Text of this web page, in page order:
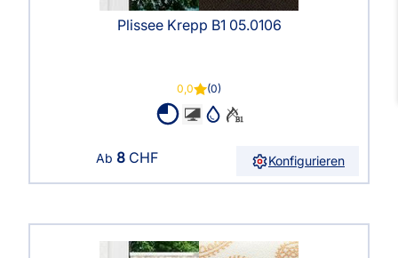
Plissee Krepp B1 05.0106
0,0 (0)
Ab 8 CHF Konfigurieren